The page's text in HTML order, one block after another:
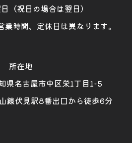
（祝日の場合は翌日）
時間、定休日は異なります。
所在地
名古屋市中区栄1丁目1-5
線伏見駅8番出口から徒歩6分